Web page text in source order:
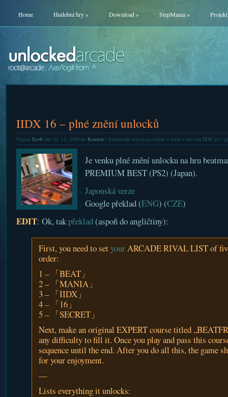
Home Hudební hry» Download» StepMania»
IIDX 16 – plné znění unlocků
Napsal Xsoftdne 30. 11. 2009 do Konzole| Komentáře nejsou povolenéu textu s názvem IIDX 16 –
Je venku plné znění unlocku na hru
PREMIUM BEST (PS2) (Japan).
Japonská verze
Google překlad (ENG) (CZE)
EDIT: Ok, takpřeklad(aspoň do angličtiny):
First, you need to setyourARCADE RIVAL LIST of
order:
1 – 「BEAT」
2 – 「MANIA」
3 – 「IIDX」
4 – 「16」
5 – 「SECRET」
Next, make an original EXPERT course titled
any difficulty to fill it. Once you play and pass this
sequence until the end. After you do all this, the game
for your enjoyment.
—
Lists everything it unlocks: